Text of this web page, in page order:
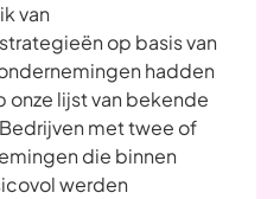
van
op basis van
hadden
onze lijst van bekende
met twee of
die binnen
werden